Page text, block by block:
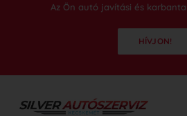
Az Ön autó javítási és
HÍVJON!